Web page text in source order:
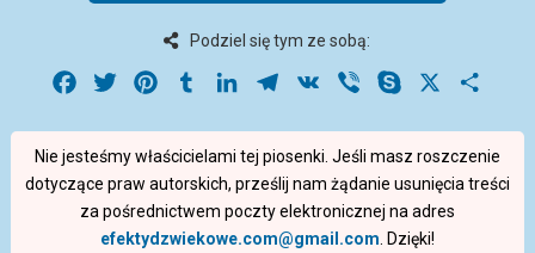
Podziel się tym ze sobą:
Facebook
Twitter PinterestTumblrLinkedInTelegram
VK Viber Skype
Nie jesteśmy właścicielami tej piosenki. Jeśli masz roszczenie
dotyczące praw autorskich, prześlij nam żądanie usunięcia treści
za pośrednictwem poczty elektronicznej na adres
efektydzwiekowe.com@gmail.com . Dzięki!